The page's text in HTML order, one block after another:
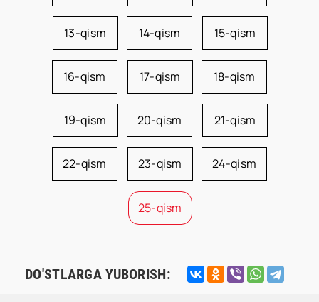
13-qism 14-qism 15-qism
16-qism 17-qism 18-qism
19-qism 20-qism 21-qism
22-qism 23-qism 24-qism
25-qism
DO'STLARGA YUBORISH: